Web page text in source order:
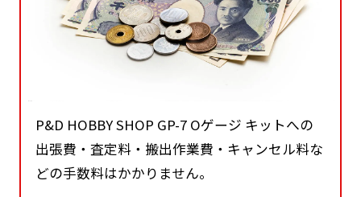
P&D HOBBY SHOP GP-7 Oゲージ キットへの
出張費・査定料・搬出作業費・キャンセル料な
どの手数料はかかりません。